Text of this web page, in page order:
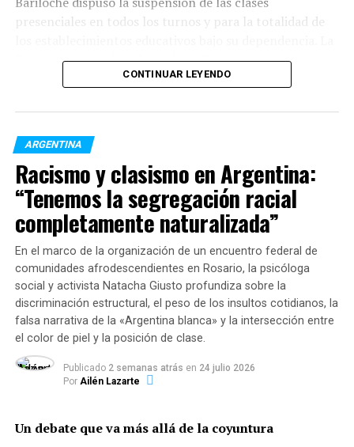
presenciales en todos los turnos y para la totalidad de
Emergencia municipal continuará vigente mientras se
mantengan las complicaciones extremas en la
Recomendaciones de circulación y ámbito laboral
Frente a las intensas precipitaciones y la acumulación
de nieve sobre la calzada, las autoridades locales
instaron a la comunidad a limitar los traslados
exclusivamente a situaciones de extrema necesidad o
emergencia.
Respecto de la actividad laboral, la disposición oficial
incluyó las siguientes solicitudes al sector empleador:
Tolerancia e inasistencias: Contemplar las
severas dificultades de traslado de los
salariales a quienes no puedan concurrir a sus
CONTINUAR LEYENDO
ARGENTINA
Racismo y clasismo en Argentina:
“Tenemos la segregación racial
completamente naturalizada”
En el marco de la organización de un encuentro federal de
comunidades afrodescendientes en Rosario, la psicóloga
social y activista Natacha Giusto profundiza sobre la
discriminación estructural, el peso de los insultos cotidianos, la
falsa narrativa de la «Argentina blanca» y la intersección entre
el color de piel y la posición de clase.
Publicado 2 semanas atrás en 24 julio 2026
Por Ailén Lazarte
Un debate que va más allá de la coyuntura